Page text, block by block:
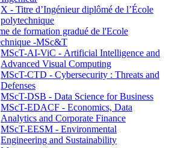
X - Titre d’Ingénieur diplômé de l’École
polytechnique
de formation gradué de l'Ecole
-MSc&T
MScT-AI-ViC - Artificial Intelligence and
Advanced Visual Computing
MScT-CTD - Cybersecurity : Threats and
Defenses
MScT-DSB - Data Science for Business
MScT-EDACF - Economics, Data
Analytics and Corporate Finance
MScT-EESM - Environmental
Engineering and Sustainability